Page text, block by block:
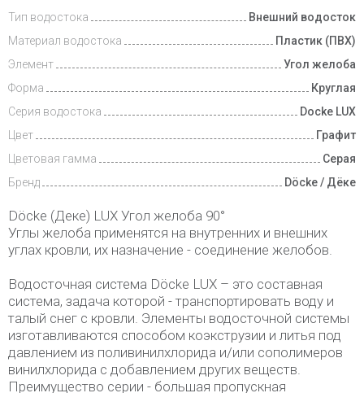
Тип водостока
Внешний водосток
Материал водостока
Пластик (ПВХ)
Элемент
Угол желоба
Форма
Круглая
Серия водостока
Docke LUX
Цвет
Графит
Цветовая гамма
Серая
Бренд
Döcke / Дёке
Döcke (Деке) LUX Угол желоба 90°
Углы желоба применятся на внутренних и внешних
углах кровли, их назначение - соединение желобов.
Водосточная система Döcke LUX – это составная
система, задача которой - транспортировать воду и
талый снег с кровли. Элементы водосточной системы
изготавливаются способом коэкструзии и литья под
давлением из поливинилхлорида и/или сополимеров
винилхлорида с добавлением других веществ.
Преимущество серии - большая пропускная